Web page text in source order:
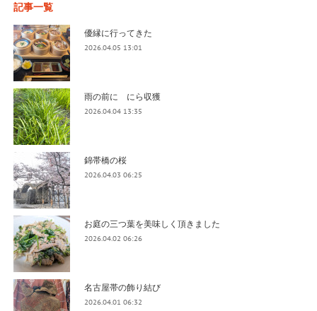
記事一覧
優縁に行ってきた
2026.04.05 13:01
雨の前に にら収獲
2026.04.04 13:35
錦帯橋の桜
2026.04.03 06:25
お庭の三つ葉を美味しく頂きました
2026.04.02 06:26
名古屋帯の飾り結び
2026.04.01 06:32